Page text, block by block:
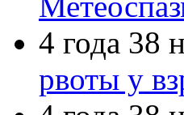
4 года 38
рвоты у